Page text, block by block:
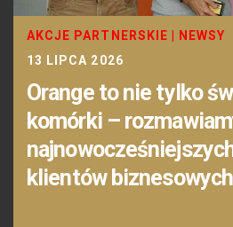
AKCJE PARTNERSKIE
NEWSY
13 LIPCA 2026
Orange to nie tylko
komórki –
klientów